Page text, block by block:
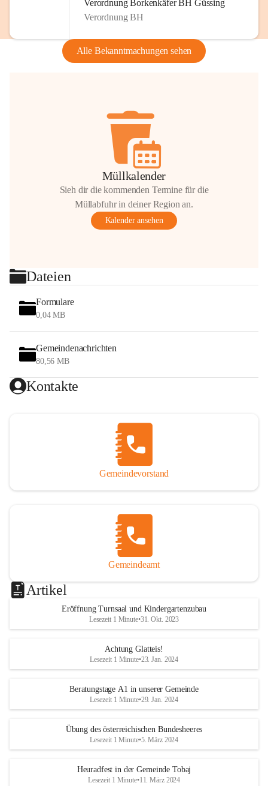
Verordnung Borkenkäfer BH Güssing
Verordnung BH
Alle Bekanntmachungen sehen
Müllkalender
Sieh dir die kommenden Termine für die
Müllabfuhr in deiner Region an.
Kalender ansehen
Dateien
Formulare
0,04 MB
Gemeindenachrichten
80,56 MB
Kontakte
Gemeindevorstand
Gemeindeamt
Artikel
Eröffnung Turnsaal und Kindergartenzubau
Lesezeit 1 Minute•31. Okt. 2023
Achtung Glatteis!
Lesezeit 1 Minute•23. Jan. 2024
Beratungstage A1 in unserer Gemeinde
Lesezeit 1 Minute•29. Jan. 2024
Übung des österreichischen Bundesheeres
Lesezeit 1 Minute•5. März 2024
Heuradfest in der Gemeinde Tobaj
Lesezeit 1 Minute•11. März 2024